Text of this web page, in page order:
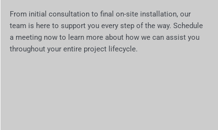
From initial consultation to final on-site installation, our
team is here to support you every step of the way. Schedule
a meeting now to learn more about how we can assist you
throughout your entire project lifecycle.